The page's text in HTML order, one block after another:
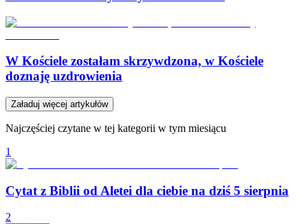
W Kościele zostałam skrzywdzona, w Kościele
doznaję uzdrowienia
Załaduj więcej artykułów
Najczęściej czytane w tej kategorii w tym miesiącu
1
Cytat z Biblii od Aletei dla ciebie na dziś 5 sierpnia
2